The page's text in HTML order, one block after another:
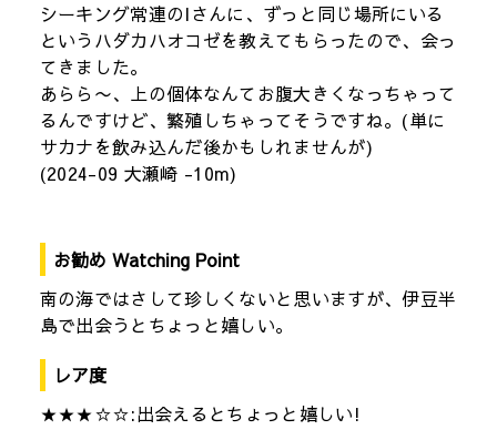
シーキング常連のIさんに、ずっと同じ場所にいる
というハダカハオコゼを教えてもらったので、会っ
てきました。
あらら〜、上の個体なんてお腹大きくなっちゃって
るんですけど、繁殖しちゃってそうですね。(単に
サカナを飲み込んだ後かもしれませんが)
(2024-09 大瀬崎 -10m)
お勧め Watching Point
南の海ではさして珍しくないと思いますが、伊豆半
島で出会うとちょっと嬉しい。
レア度
★★★☆☆:出会えるとちょっと嬉しい!